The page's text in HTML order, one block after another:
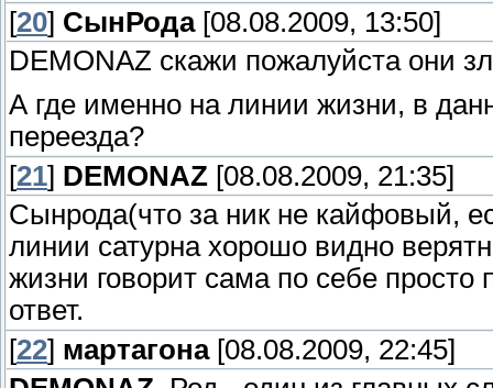
[20] СынРода[08.08.2009, 13:50]
DEMONAZ скажи пожалуйста они
А где именно на линии жизни, в
переезда?
[21] DEMONAZ [08.08.2009, 21:35]
Сынрода(что за ник не кайфовый,
линии сатурна хорошо видно
жизни говорит сама по себе
ответ.
[22] мартагона[08.08.2009, 22:45]